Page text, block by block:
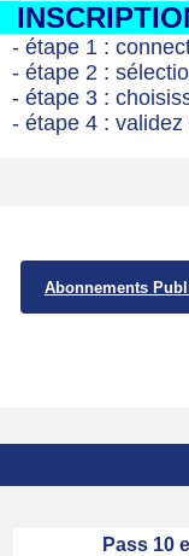
- étape 1 :
- étape 2 :
- étape 3 :
- étape 4 :
Abonnements
Pass 10